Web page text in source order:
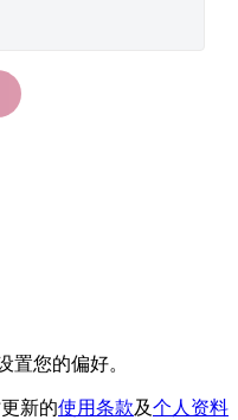
置您的偏好。
新的使用条款及个人资料